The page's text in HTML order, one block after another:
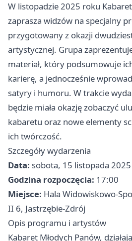
W listopadzie 2025 roku
zaprasza widzów na specjalny
przygotowany z okazji
artystycznej. Grupa
materiał, który podsumowuje
karierę, a jednocześnie
satyry i humoru. W trakcie
będzie miała okazję zobaczyć
kabaretu oraz nowe elementy
ich twórczość.
Szczegóły wydarzenia
Data: sobota, 15 listopada 2025
Godzina rozpoczęcia: 17:00
Miejsce: Hala Widowiskowo-
II 6, Jastrzębie-Zdrój
Opis programu i artystów
Kabaret Młodych Panów,